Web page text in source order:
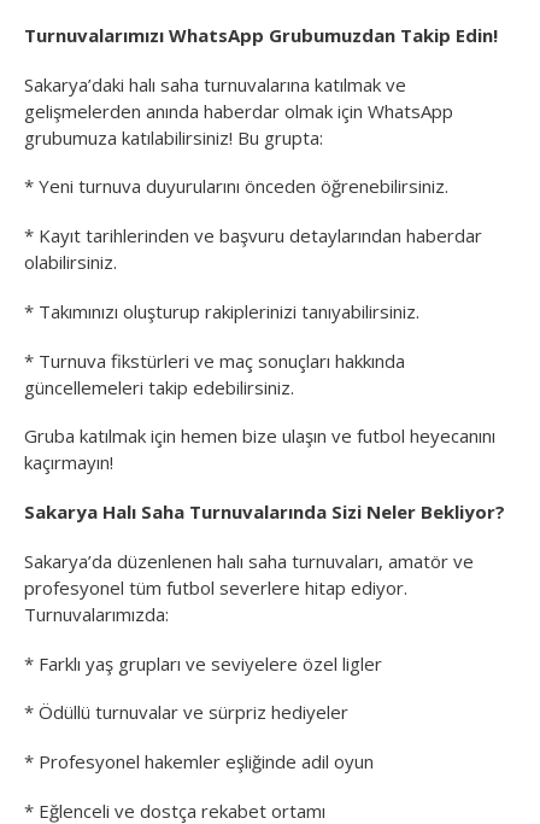
Turnuvalarımızı WhatsApp Grubumuzdan Takip Edin!
Sakarya’daki halı saha turnuvalarına katılmak ve
gelişmelerden anında haberdar olmak için WhatsApp
grubumuza katılabilirsiniz! Bu grupta:
* Yeni turnuva duyurularını önceden öğrenebilirsiniz.
* Kayıt tarihlerinden ve başvuru detaylarından haberdar
olabilirsiniz.
* Takımınızı oluşturup rakiplerinizi tanıyabilirsiniz.
* Turnuva fikstürleri ve maç sonuçları hakkında
güncellemeleri takip edebilirsiniz.
Gruba katılmak için hemen bize ulaşın ve futbol heyecanını
kaçırmayın!
Sakarya Halı Saha Turnuvalarında Sizi Neler Bekliyor?
Sakarya’da düzenlenen halı saha turnuvaları, amatör ve
profesyonel tüm futbol severlere hitap ediyor.
Turnuvalarımızda:
* Farklı yaş grupları ve seviyelere özel ligler
* Ödüllü turnuvalar ve sürpriz hediyeler
* Profesyonel hakemler eşliğinde adil oyun
* Eğlenceli ve dostça rekabet ortamı